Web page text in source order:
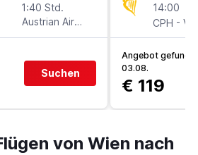
1:40 Std.
Austrian Airlines
Suchen
14:00
CPH - VIE
Angebot
03.08.
€ 119
von Wien nach